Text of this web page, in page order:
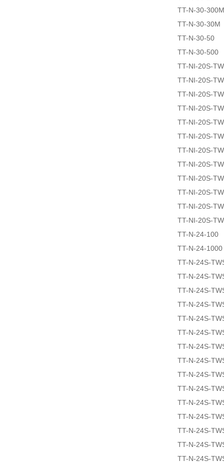
TT-N-30-300M
TT-N-30-30M
TT-N-30-50
TT-N-30-500
TT-NI-20S-
TT-NI-20S-
TT-NI-20S-
TT-NI-20S-
TT-NI-20S-
TT-NI-20S-
TT-NI-20S-
TT-NI-20S-
TT-NI-20S-
TT-NI-20S-
TT-NI-20S-
TT-NI-20S-
TT-N-24-100
TT-N-24-1000
TT-N-24S-
TT-N-24S-
TT-N-24S-
TT-N-24S-
TT-N-24S-
TT-N-24S-
TT-N-24S-
TT-N-24S-
TT-N-24S-
TT-N-24S-
TT-N-24S-
TT-N-24S-
TT-N-24S-
TT-N-24S-
TT-N-24S-